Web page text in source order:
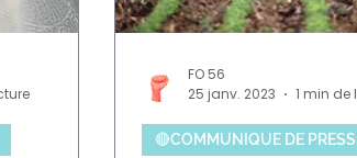
🔴COMMUNIQUE DE
FO 56
25 janv. 2023
1 min de